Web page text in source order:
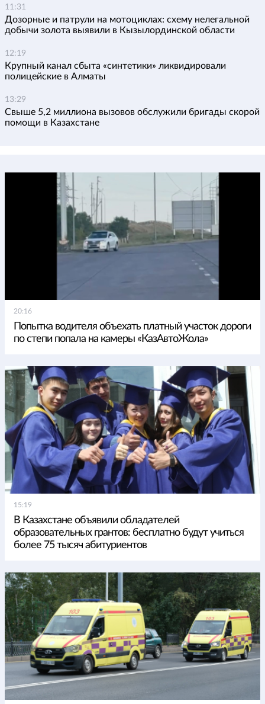
11:31
Дозорные и патрули на мотоциклах: схему нелегальной
добычи золота выявили в Кызылординской области
12:19
Крупный канал сбыта «синтетики» ликвидировали
полицейские в Алматы
13:29
Свыше 5,2 миллиона вызовов обслужили бригады скорой
помощи в Казахстане
20:16
Попытка водителя объехать платный участок дороги
по степи попала на камеры «КазАвтоЖола»
15:19
В Казахстане объявили обладателей
образовательных грантов: бесплатно будут учиться
более 75 тысяч абитуриентов